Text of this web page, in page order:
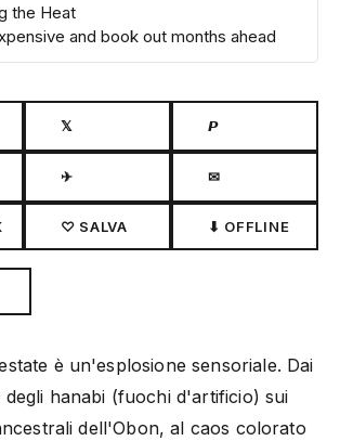
the Heat
and book out months ahead
𝕏 𝙋
✈ ✉
♡ SALVA ⬇ OFFLINE
è un'esplosione sensoriale. Dai
hanabi (fuochi d'artificio) sui
dell'Obon, al caos colorato